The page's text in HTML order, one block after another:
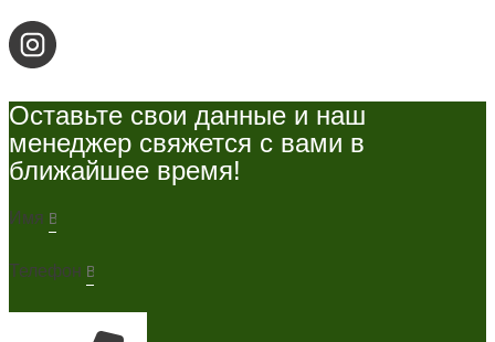
Оставьте свои данные и наш
менеджер свяжется с вами в
ближайшее время!
Имя
Телефон